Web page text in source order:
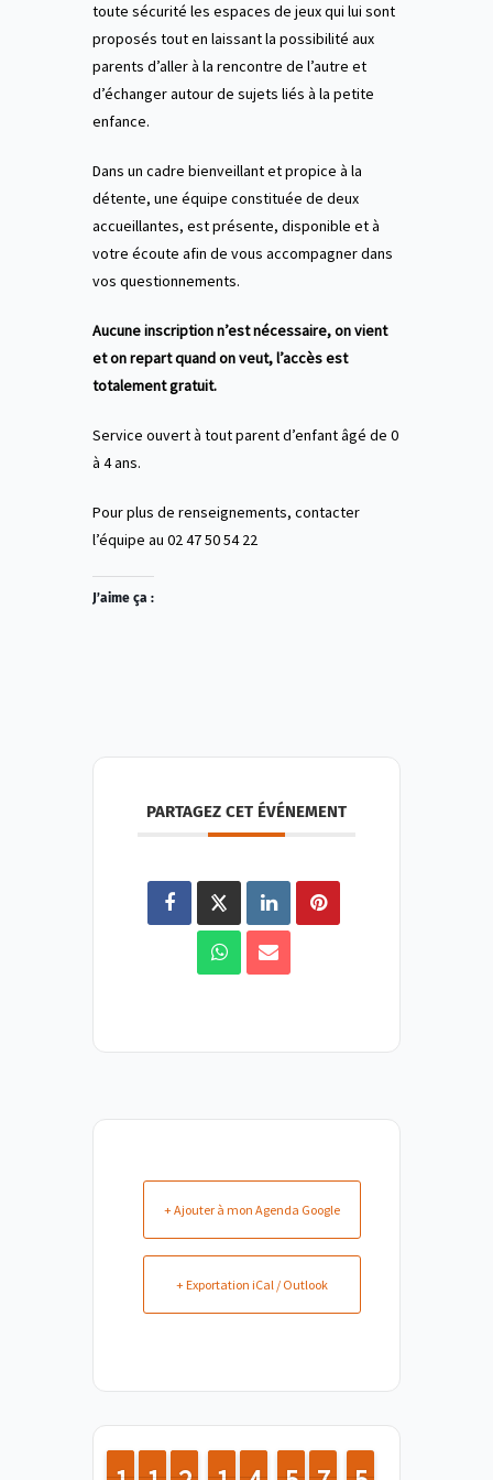
toute sécurité les espaces de jeux qui lui sont
proposés tout en laissant la possibilité aux
parents d’aller à la rencontre de l’autre et
d’échanger autour de sujets liés à la petite
enfance.
Dans un cadre bienveillant et propice à la
détente, une équipe constituée de deux
accueillantes, est présente, disponible et à
votre écoute afin de vous accompagner dans
vos questionnements.
Aucune inscription n’est nécessaire, on vient
et on repart quand on veut, l’accès est
totalement gratuit.
Service ouvert à tout parent d’enfant âgé de 0
à 4 ans.
Pour plus de renseignements, contacter
l’équipe au 02 47 50 54 22
J’aime ça :
PARTAGEZ CET ÉVÉNEMENT
+ Ajouter à mon Agenda Google
+ Exportation iCal / Outlook